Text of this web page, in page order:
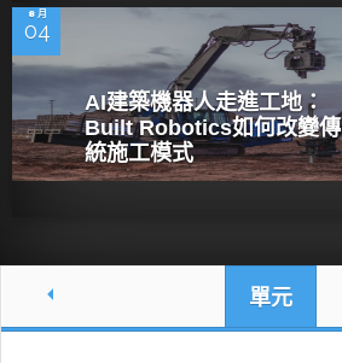
8 月
04
AI建築機器人走進工地：
Built Robotics如何改變傳
統施工模式
單元